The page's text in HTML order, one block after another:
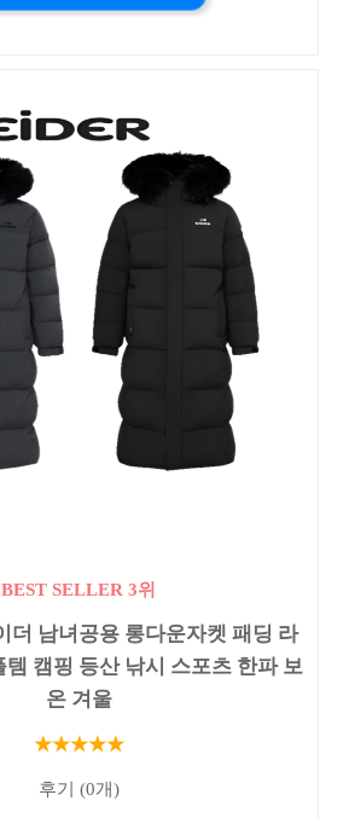
BEST SELLER 3위
더 남녀공용 롱다운자켓 패딩 라
템 캠핑 등산 낚시 스포츠 한파 보
온 겨울
★★★★★
후기 (0개)